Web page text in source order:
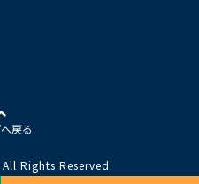
戻る
All Rights Reserved.